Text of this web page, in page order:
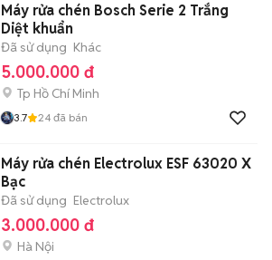
Máy rửa chén Bosch Serie 2 Trắng
Diệt khuẩn
Đã sử dụng Khác
5.000.000 đ
Tp Hồ Chí Minh
3.7 24 đã bán
Máy rửa chén Electrolux ESF 63020 X
Bạc
Đã sử dụng Electrolux
3.000.000 đ
Hà Nội